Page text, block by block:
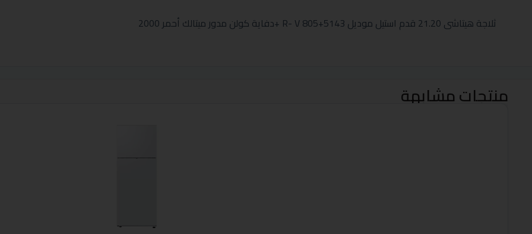
ثلاجة هيتاشى 21.20 قدم استيل موديل R- V 805+5143 +دفاية كولن مدور ميتالك أحمر 2000
منتجات مشابهة